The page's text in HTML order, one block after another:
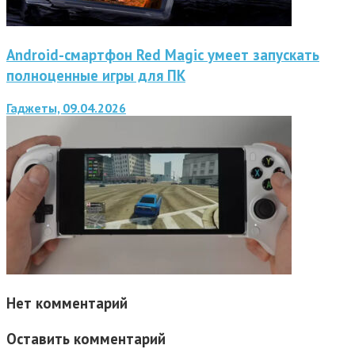
Android-смартфон Red Magic умеет запускать
полноценные игры для ПК
Гаджеты, 09.04.2026
Нет комментарий
Оставить комментарий